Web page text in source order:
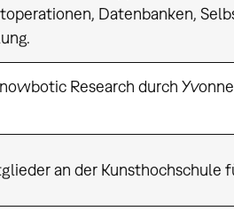
Datenbanken,
Research durch
an der Kunsthochschule